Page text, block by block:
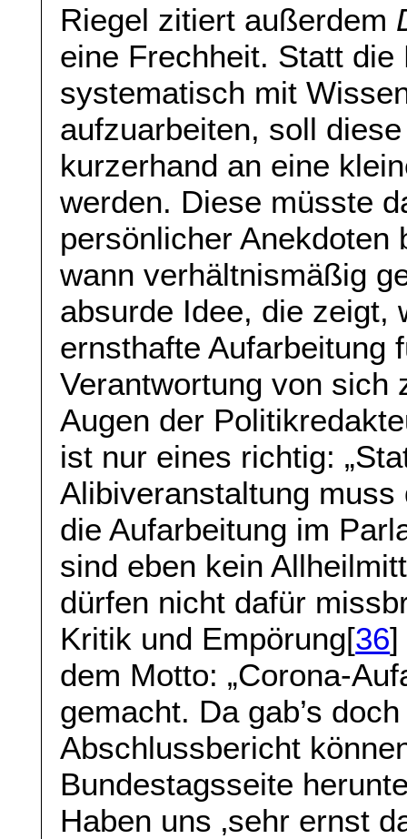
Riegel zitiert außerdem
eine Frechheit. Statt
systematisch mit
aufzuarbeiten, soll
kurzerhand an eine
werden. Diese müsste
persönlicher Anekdoten
wann verhältnismäßig
absurde Idee, die zeigt,
ernsthafte Aufarbeitung
Verantwortung von sich
Augen der
ist nur eines richtig:
Alibiveranstaltung
die Aufarbeitung im
sind eben kein
dürfen nicht dafür
Kritik und Empörung[36]
dem Motto: „Corona-
gemacht. Da gab’s
Abschlussbericht
Bundestagsseite
Haben uns ‚sehr ernst